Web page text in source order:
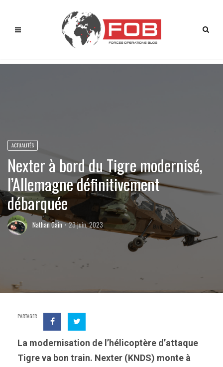
ACTUALITÉS
Nexter à bord du Tigre modernisé,
l’Allemagne définitivement
débarquée
Nathan Gain 23 juin, 2023
PARTAGER
La modernisation de l’hélicoptère d’attaque
Tigre va bon train. Nexter (KNDS) monte à